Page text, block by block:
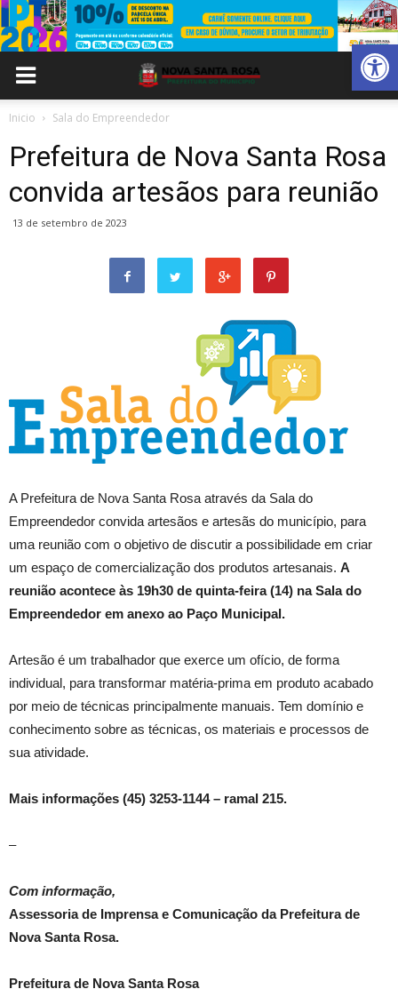
Abrir
Inicio Sala do Empreendedor
Prefeitura de Nova Santa Rosa
convida artesãos para reunião
13 de setembro de 2023
A Prefeitura de Nova Santa Rosa através da Sala do
Empreendedor convida artesãos e artesãs do município, para
uma reunião com o objetivo de discutir a possibilidade em criar
um espaço de comercialização dos produtos artesanais. A
reunião acontece às 19h30 de quinta-feira (14) na Sala do
Empreendedor em anexo ao Paço Municipal.
Artesão é um trabalhador que exerce um ofício, de forma
individual, para transformar matéria-prima em produto acabado
por meio de técnicas principalmente manuais. Tem domínio e
conhecimento sobre as técnicas, os materiais e processos de
sua atividade.
Mais informações (45) 3253-1144 – ramal 215.
–
Com informação,
Assessoria de Imprensa e Comunicação da Prefeitura de
Nova Santa Rosa.
Prefeitura de Nova Santa Rosa